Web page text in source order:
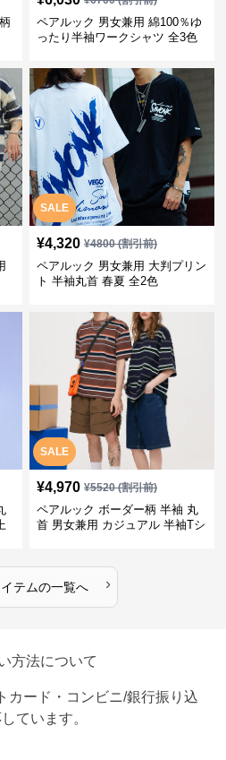
ペアルック 男女兼用 綿100％ゆ
ったり半袖ワークシャツ 全3色
SALE
¥4,320 ¥4800(割引前)
ペアルック 男女兼用 大判プリン
ト 半袖丸首 春夏 全2色
SALE
¥4,970 ¥5520(割引前)
ペアルック ボーダー柄 半袖 丸
首 男女兼用 カジュアル 半袖Tシ
テムの一覧へ ›
方法について
カード・コンビニ/銀行振り込
ています。